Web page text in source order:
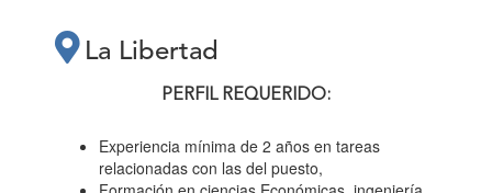
La Libertad
PERFIL REQUERIDO:
Experiencia mínima de 2 años en tareas
relacionadas con las del puesto,